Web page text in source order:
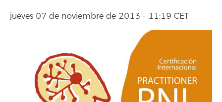
jueves 07 de noviembre de 2013 - 11:19 CET